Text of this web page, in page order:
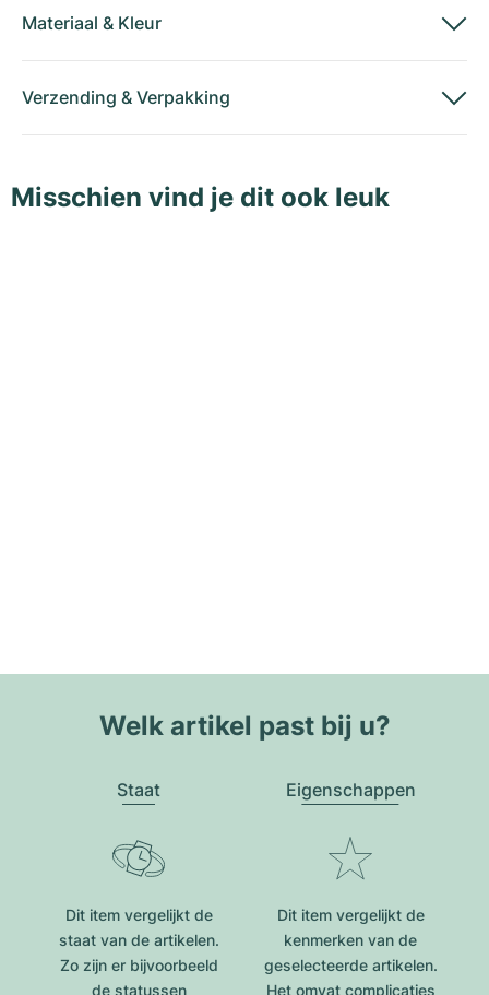
Materiaal & Kleur
Verzending & Verpakking
Misschien vind je dit ook leuk
Welk artikel past bij u?
Staat
Dit item vergelijkt de
staat van de artikelen.
Zo zijn er bijvoorbeeld
de statussen
Eigenschappen
Dit item vergelijkt de
kenmerken van de
geselecteerde artikelen.
Het omvat complicaties